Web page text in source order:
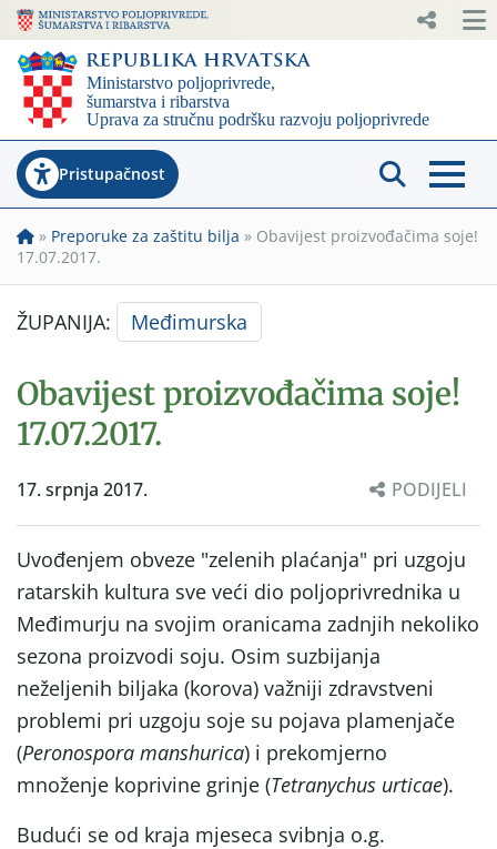
Pristupačnost
» Preporuke za zaštitu bilja » Obavijest proizvođačima soje!
17.07.2017.
ŽUPANIJA: Međimurska
Obavijest proizvođačima soje!
17.07.2017.
17. srpnja 2017. PODIJELI
Uvođenjem obveze "zelenih plaćanja" pri uzgoju
ratarskih kultura sve veći dio poljoprivrednika u
Međimurju na svojim oranicama zadnjih nekoliko
sezona proizvodi soju. Osim suzbijanja
neželjenih biljaka (korova) važniji zdravstveni
problemi pri uzgoju soje su pojava plamenjače
(Peronospora manshurica) i prekomjerno
množenje koprivine grinje (Tetranychus urticae).
Budući se od kraja mjeseca svibnja o.g.